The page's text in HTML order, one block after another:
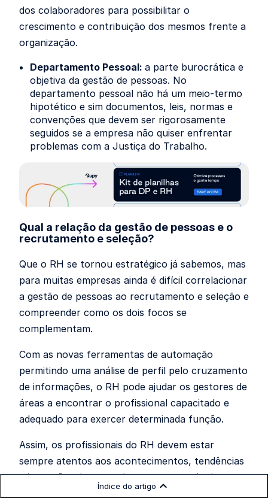
Índice do artigo
dos colaboradores para possibilitar o
crescimento e contribuição dos mesmos frente a
organização.
Departamento Pessoal: a parte burocrática e
objetiva da gestão de pessoas. No
departamento pessoal não há um meio-termo
hipotético e sim documentos, leis, normas e
convenções que devem ser rigorosamente
seguidos se a empresa não quiser enfrentar
problemas com a Justiça do Trabalho.
Qual a relação da gestão de pessoas e o
recrutamento e seleção?
Que o RH se tornou estratégico já sabemos, mas
para muitas empresas ainda é difícil correlacionar
a gestão de pessoas ao recrutamento e seleção e
compreender como os dois focos se
complementam.
Com as novas ferramentas de automação
permitindo uma análise de perfil pelo cruzamento
de informações, o RH pode ajudar os gestores de
áreas a encontrar o profissional capacitado e
adequado para exercer determinada função.
Assim, os profissionais do RH devem estar
sempre atentos aos acontecimentos, tendências
e inovações do mercado em se tratando de
gestão de pessoas para dar suporte na hora de